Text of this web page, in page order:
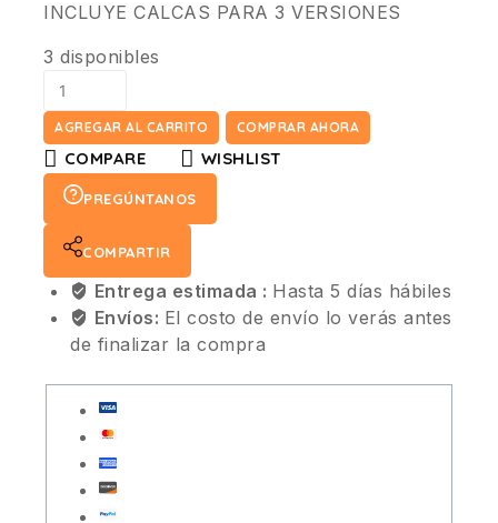
INCLUYE CALCAS PARA 3 VERSIONES
3 disponibles
AGREGAR AL CARRITO COMPRAR AHORA
COMPARE WISHLIST
PREGÚNTANOS
COMPARTIR
Entrega estimada : Hasta 5 días hábiles
Envíos: El costo de envío lo verás antes
de finalizar la compra